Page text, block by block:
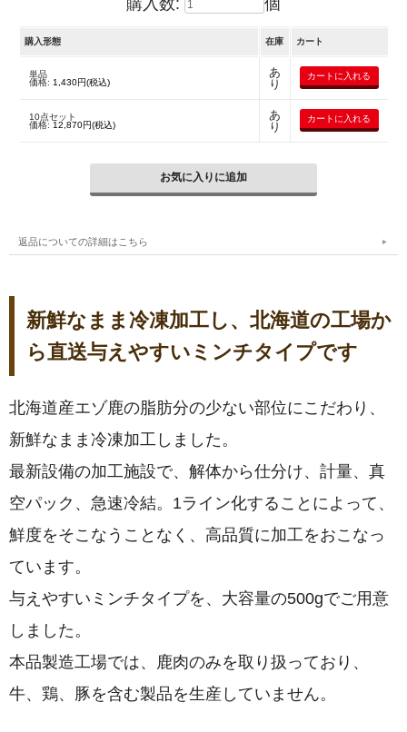
購入数: 個
購入形態 在庫 カート
単品
価格: 1,430円(税込)
あ
り
10点セット
価格: 12,870円(税込)
あ
り
返品についての詳細はこちら
新鮮なまま冷凍加工し、北海道の工場か
ら直送与えやすいミンチタイプです
北海道産エゾ鹿の脂肪分の少ない部位にこだわり、
新鮮なまま冷凍加工しました。
最新設備の加工施設で、解体から仕分け、計量、真
空パック、急速冷結。1ライン化することによって、
鮮度をそこなうことなく、高品質に加工をおこなっ
ています。
与えやすいミンチタイプを、大容量の500gでご用意
しました。
本品製造工場では、鹿肉のみを取り扱っており、
牛、鶏、豚を含む製品を生産していません。